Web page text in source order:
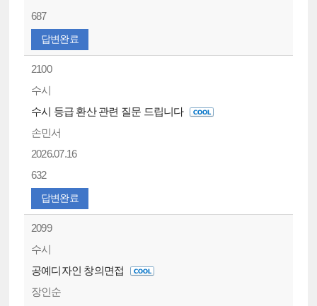
687
답변완료
2100
수시
수시 등급 환산 관련 질문 드립니다
손민서
2026.07.16
632
답변완료
2099
수시
공예디자인 창의면접
장인순